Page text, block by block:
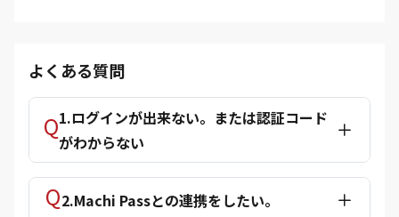
よくある質問
1.ログインが出来ない。または認証コード
がわからない
2.Machi Passとの連携をしたい。